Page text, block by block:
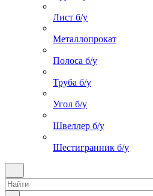
Лист б/у
Металлопрокат
Полоса б/у
Труба б/у
Угол б/у
Швеллер б/у
Шестигранник б/у